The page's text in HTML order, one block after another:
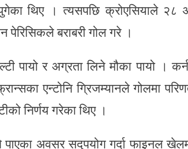
पुगेका थिए । त्यसपछि क्रोएसियाले २८
पेरिसिकले बराबरी गोल गरे ।
पायो र अग्रता लिने मौका पायो ।
एन्टोनि ग्रिजम्यानले गोलमा
निर्णय गरेका थिए ।
पाएका अवसर सदुपयोग गर्दा फाइनल